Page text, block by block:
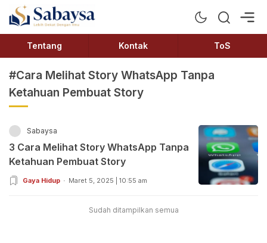
Sabaysa
Lebih Dekat Dengan Ilmu
Tentang Kontak ToS
#Cara Melihat Story WhatsApp Tanpa
Ketahuan Pembuat Story
Sabaysa
3 Cara Melihat Story WhatsApp Tanpa
Ketahuan Pembuat Story
Gaya Hidup Maret 5, 2025 | 10:55 am
Sudah ditampilkan semua